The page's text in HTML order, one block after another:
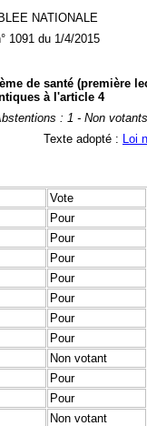
NATIONALE
1091 du 1/4/2015
de santé (première
à l'article 4
: 1 - Non
Texte adopté : Loi
Vote
Pour
Pour
Pour
Pour
Pour
Pour
Pour
Non votant
Pour
Pour
Non votant